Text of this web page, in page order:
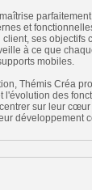
et
ses
à ce que
mobiles.
Thémis Créa
l'évolution des
sur leur
développement